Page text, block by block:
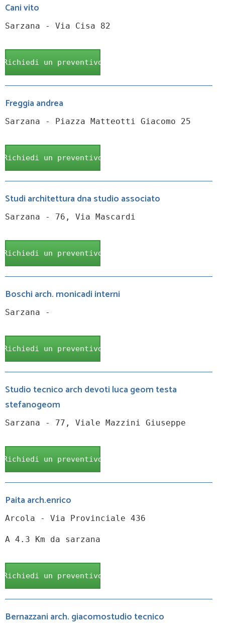
Cani vito
Sarzana - Via Cisa 82
Richiedi un preventivo
Freggia andrea
Sarzana - Piazza Matteotti Giacomo 25
Richiedi un preventivo
Studi architettura dna studio associato
Sarzana - 76, Via Mascardi
Richiedi un preventivo
Boschi arch. monicadi interni
Sarzana -
Richiedi un preventivo
Studio tecnico arch devoti luca geom testa
stefanogeom
Sarzana - 77, Viale Mazzini Giuseppe
Richiedi un preventivo
Paita arch.enrico
Arcola - Via Provinciale 436
A 4.3 Km da sarzana
Richiedi un preventivo
Bernazzani arch. giacomostudio tecnico